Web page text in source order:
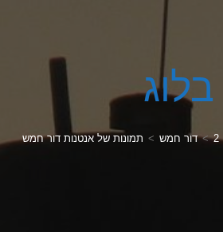
בלוג
2
> דור חמש > תמונות של אנטנות דור חמש